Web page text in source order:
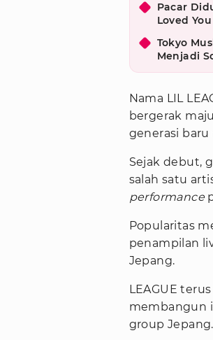
Pacar
Loved
Tokyo
Menjadi
Nama LIL
bergerak
generasi
Sejak debut,
salah satu
performance
Popularitas
penampilan
Jepang.
LEAGUE
membangun
group Jepang.